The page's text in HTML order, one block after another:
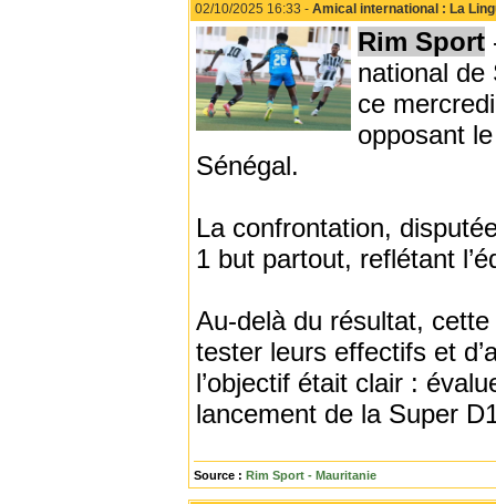
02/10/2025 16:33 - Amical international : La
Rim Sport
national de
ce
opposant
Sénégal.
La confrontation,
1 but partout, reflétant
Au-delà du résultat,
tester leurs effectifs et
l’objectif était clair :
lancement de la Super
Source : Rim Sport - Mauritanie